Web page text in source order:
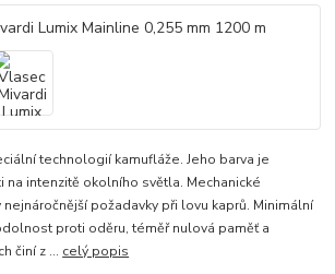
technologií kamufláže. Jeho barva je
na intenzitě okolního světla. Mechanické
požadavky při lovu kaprů. Minimální
proti oděru, téměř nulová paměť a
činí z ... celý popis